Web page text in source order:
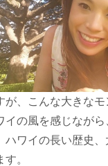
が、こんな大きな
イの風を感じなが
ハワイの長い歴史
。